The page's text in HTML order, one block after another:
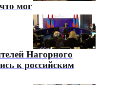
мог
Нагорного
к российским